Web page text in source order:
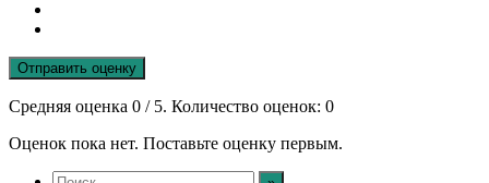
Отправить оценку
Средняя оценка 0 / 5. Количество оценок: 0
Оценок пока нет. Поставьте оценку первым.